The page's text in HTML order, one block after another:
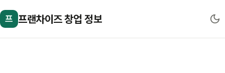
프 프랜차이즈 창업 정보